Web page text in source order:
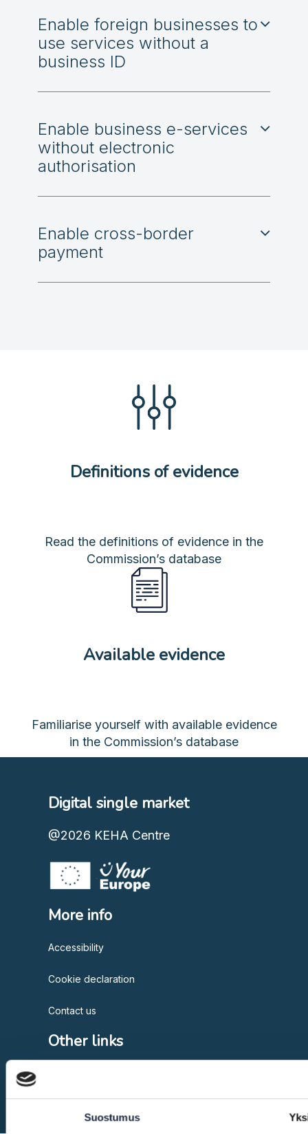
Suostumus
Enable foreign businesses to
use services without a
business ID
Enable business e-services
without electronic
authorisation
Enable cross-border
payment
Definitions of evidence
Read the definitions of evidence in the
Commission’s database
Available evidence
Familiarise yourself with available evidence
in the Commission’s database
Digital single market
@2026 KEHA Centre
More info
Accessibility
Cookie declaration
Contact us
Other links